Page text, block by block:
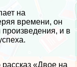
на
времени, он
произведения, и в
«Двое на